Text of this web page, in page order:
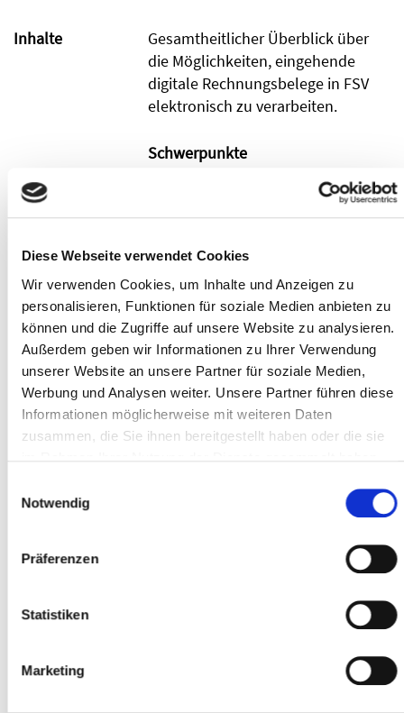
Diese Webseite verwendet Cookies
Wir verwenden Cookies, um Inhalte und Anzeigen zu
personalisieren, Funktionen für soziale Medien anbieten zu
können und die Zugriffe auf unsere Website zu analysieren.
Außerdem geben wir Informationen zu Ihrer Verwendung
unserer Website an unsere Partner für soziale Medien,
Werbung und Analysen weiter. Unsere Partner führen diese
Informationen möglicherweise mit weiteren Daten
zusammen, die Sie ihnen bereitgestellt haben oder die sie
Notwendig
Präferenzen
Statistiken
Marketing
Inhalte
Gesamtheitlicher Überblick über
die Möglichkeiten, eingehende
digitale Rechnungsbelege in FSV
elektronisch zu verarbeiten.
Schwerpunkte
Betrachtung des HIS ERP-
Referenzprozesses zur
Eingangsrechnungen
Strategien und Unterschiede zur
analogen Belegbearbeitung
Features zur digitalen
Bearbeitung und Prüfung von
elektronischen
Eingangsrechnungen in FSV
Organisation und Kontierung
Systemvoraussetzungen und
grundlegende Aufgaben zur
Archivierung von elektronischen